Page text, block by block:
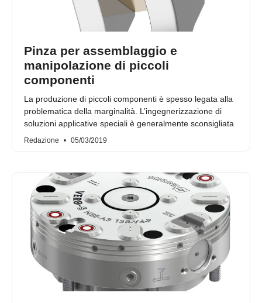
Pinza per assemblaggio e
manipolazione di piccoli
componenti
La produzione di piccoli componenti è spesso legata alla
problematica della marginalità. L’ingegnerizzazione di
soluzioni applicative speciali è generalmente sconsigliata
Redazione 05/03/2019